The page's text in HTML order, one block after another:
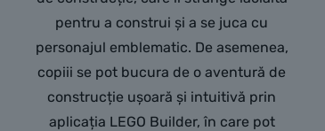
pentru a construi și a se juca cu
personajul emblematic. De asemenea,
copiii se pot bucura de o aventură de
construcție ușoară și intuitivă prin
aplicația LEGO Builder, în care pot